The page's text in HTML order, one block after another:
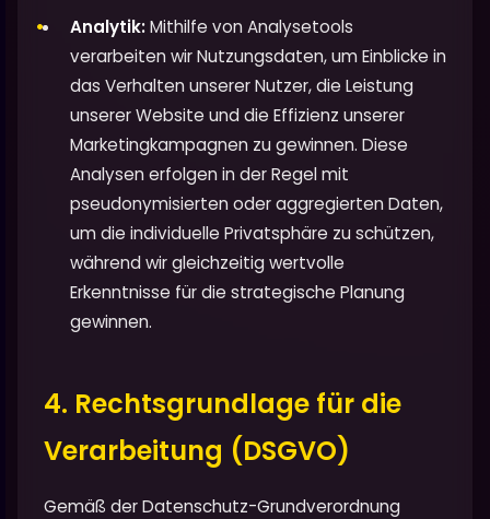
Analytik:Mithilfe von Analysetools
verarbeiten wir Nutzungsdaten, um Einblicke in
das Verhalten unserer Nutzer, die Leistung
unserer Website und die Effizienz unserer
Marketingkampagnen zu gewinnen. Diese
Analysen erfolgen in der Regel mit
pseudonymisierten oder aggregierten Daten,
um die individuelle Privatsphäre zu schützen,
während wir gleichzeitig wertvolle
Erkenntnisse für die strategische Planung
gewinnen.
4. Rechtsgrundlage für die
Verarbeitung (DSGVO)
Gemäß der Datenschutz-Grundverordnung